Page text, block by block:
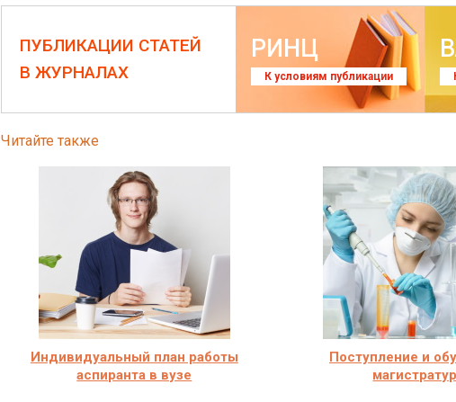
ПУБЛИКАЦИИ СТАТЕЙ
В ЖУРНАЛАХ
РИНЦ
К условиям публикации
Читайте также
Индивидуальный план работы
аспиранта в вузе
Поступление и